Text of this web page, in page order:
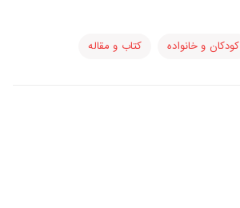
کودکان و خانواده کتاب و مقاله